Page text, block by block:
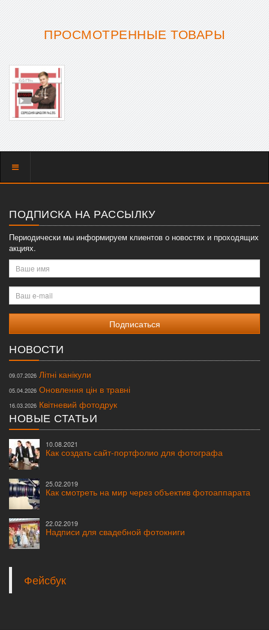
ПРОСМОТРЕННЫЕ ТОВАРЫ
Показать
ПОДПИСКА НА РАССЫЛКУ
Периодически мы информируем клиентов о новостях и проходящих
акциях.
Ваше
имя
Ваш
e-
mail
НОВОСТИ
09.07.2026 Літні канікули
05.04.2026 Оновлення цін в травні
16.03.2026 Квітневий фотодрук
НОВЫЕ СТАТЬИ
10.08.2021
Как создать сайт-портфолио для фотографа
25.02.2019
Как смотреть на мир через объектив фотоаппарата
22.02.2019
Надписи для свадебной фотокниги